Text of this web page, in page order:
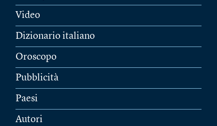
Video
Dizionario italiano
Oroscopo
Pubblicità
Paesi
Autori